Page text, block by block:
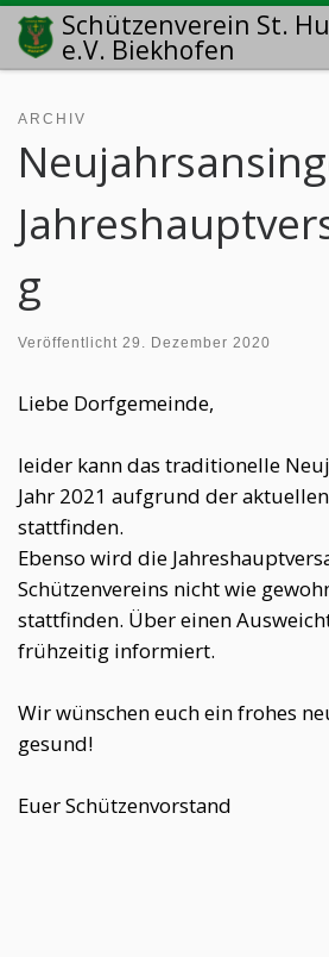
Zum Inhalt springen
Schützenverein St.
e.V. Biekhofen
ARCHIV
g
Veröffentlicht 29. Dezember 2020
Liebe Dorfgemeinde,
leider kann das traditionelle
Jahr 2021 aufgrund der
stattfinden.
Ebenso wird die
Schützenvereins nicht wie
stattfinden. Über einen
frühzeitig informiert.
Wir wünschen euch ein frohes
gesund!
Euer Schützenvorstand